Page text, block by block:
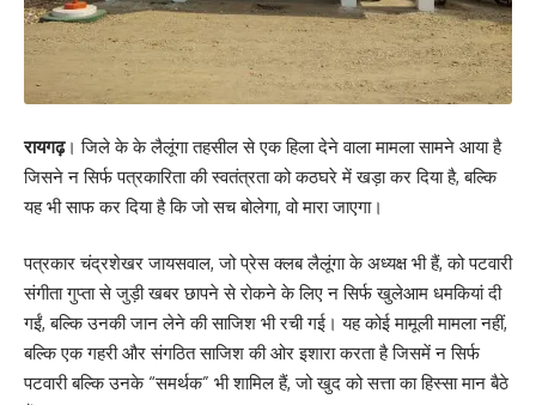
रायगढ़। जिले के के लैलूंगा तहसील से एक हिला देने वाला मामला सामने आया है
जिसने न सिर्फ पत्रकारिता की स्वतंत्रता को कठघरे में खड़ा कर दिया है, बल्कि
यह भी साफ कर दिया है कि जो सच बोलेगा, वो मारा जाएगा।
पत्रकार चंद्रशेखर जायसवाल, जो प्रेस क्लब लैलूंगा के अध्यक्ष भी हैं, को पटवारी
संगीता गुप्ता से जुड़ी खबर छापने से रोकने के लिए न सिर्फ खुलेआम धमकियां दी
गईं, बल्कि उनकी जान लेने की साजिश भी रची गई। यह कोई मामूली मामला नहीं,
बल्कि एक गहरी और संगठित साजिश की ओर इशारा करता है जिसमें न सिर्फ
पटवारी बल्कि उनके “समर्थक” भी शामिल हैं, जो खुद को सत्ता का हिस्सा मान बैठे